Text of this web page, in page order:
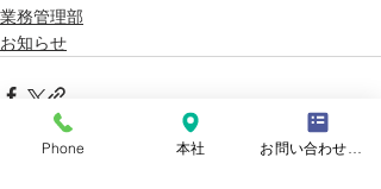
業務管理部
お知らせ
Phone 本社